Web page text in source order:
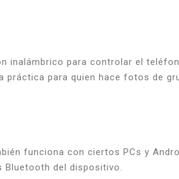
inalámbrico para controlar el
para quien hace fotos de
funciona con ciertos PCs y
Bluetooth del dispositivo.